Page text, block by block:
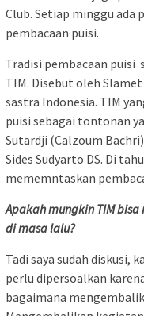
Club. Setiap minggu ada
pembacaan puisi.
Tradisi pembacaan puisi
TIM. Disebut oleh
sastra Indonesia. TIM
puisi sebagai tontonan
Sutardji (Calzoum
Sides Sudyarto DS. Di
mememntaskan
Apakah mungkin TIM
di masa lalu?
Tadi saya sudah diskusi,
perlu dipersoalkan
bagaimana